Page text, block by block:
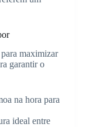
para maximizar
garantir o
na hora para
ideal entre